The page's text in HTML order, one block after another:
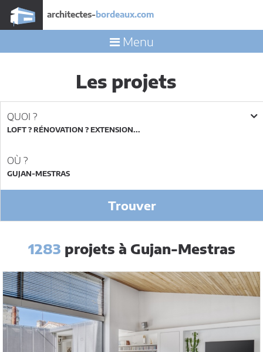
architectes- bordeaux.com
Menu
Les projets
QUOI ?
LOFT ? RÉNOVATION ? EXTENSION...
OÙ ?
Trouver
1283 projets à Gujan-Mestras